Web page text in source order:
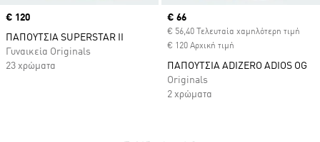
Price
€ 120
ΠΑΠΟΥΤΣΙΑ SUPERSTAR II
Γυναικεία Originals
23 χρώματα
Current price
€ 66
€ 56,40 Τελευταία χαμηλότερη τιμή
€ 120 Αρχική τιμή
ΠΑΠΟΥΤΣΙΑ ADIZERO ADIOS OG
Originals
2 χρώματα